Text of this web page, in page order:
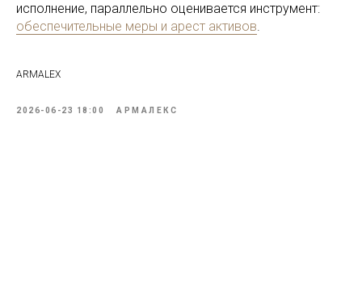
исполнение, параллельно оценивается инструмент:
обеспечительные меры и арест активов.
ARMALEX
2026-06-23 18:00 АРМАЛЕКС